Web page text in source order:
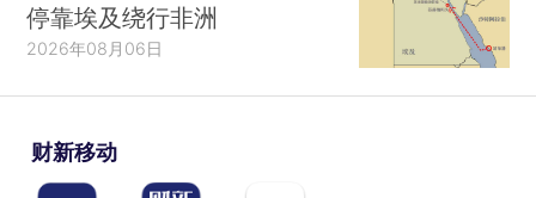
停靠埃及绕行非洲
2026年08月06日
财新移动